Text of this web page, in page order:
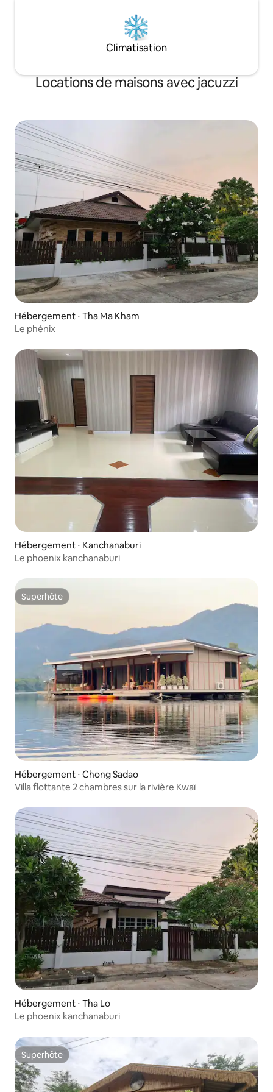
Climatisation
Locations de maisons avec jacuzzi
Hébergement ⋅ Tha Ma Kham
Le phénix
Hébergement ⋅ Kanchanaburi
Le phoenix kanchanaburi
Superhôte
Superhôte
Hébergement ⋅ Chong Sadao
Villa flottante 2 chambres sur la rivière Kwaï
Hébergement ⋅ Tha Lo
Le phoenix kanchanaburi
Superhôte
Superhôte